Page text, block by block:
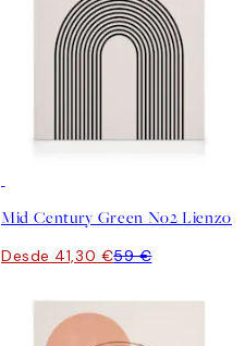
Mid Century Green No2 Lienzo
Desde 41,30 €59 €